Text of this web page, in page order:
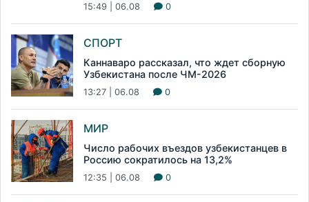
15:49 | 06.08 0
СПОРТ
Каннаваро рассказал, что ждет сборную
Узбекистана после ЧМ-2026
13:27 | 06.08 0
МИР
Число рабочих въездов узбекистанцев в
Россию сократилось на 13,2%
12:35 | 06.08 0